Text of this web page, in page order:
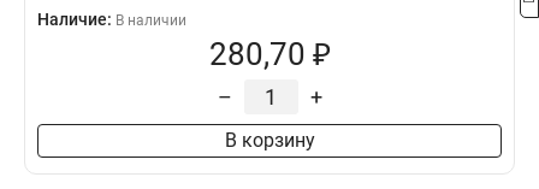
Наличие: В наличии
280,70 ₽
– +
В корзину